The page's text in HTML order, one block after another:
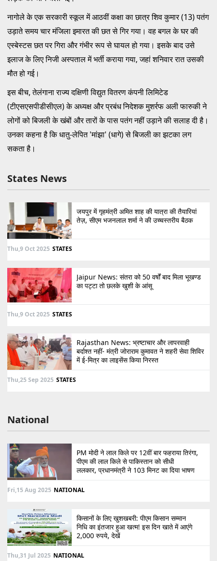
नागोले के एक सरकारी स्कूल में आठवीं कक्षा का छात्र शिव कुमार (13) पतंग
उड़ाते समय चार मंजिला इमारत की छत से गिर गया। वह बगल के घर की
एस्बेस्टस छत पर गिरा और गंभीर रूप से घायल हो गया। इसके बाद उसे
इलाज के लिए निजी अस्पताल में भर्ती कराया गया, जहां शनिवार रात उसकी
मौत हो गई।
इस बीच, तेलंगाना राज्य दक्षिणी विद्युत वितरण कंपनी लिमिटेड
(टीएसएसपीडीसीएल) के अध्यक्ष और प्रबंध निदेशक मुशर्रफ अली फारुकी ने
लोगों को बिजली के खंबों और तारों के पास पतंग नहीं उड़ाने की सलाह दी है।
उनका कहना है कि धातु-लेपित 'मांझा' (धागे) से बिजली का झटका लग
सकता है।
States News
जयपुर में गृहमंत्री अमित शाह की यात्रा की तैयारियां
तेज़, सीएम भजनलाल शर्मा ने की उच्चस्तरीय बैठक
Thu,9 Oct 2025 STATES
Jaipur News: संतरा को 50 वर्षों बाद मिला भूखण्ड
का पट्टा तो छलके खुशी के आंसू
Thu,9 Oct 2025 STATES
Rajasthan News: भ्रष्टाचार और लापरवाही
बर्दाश्त नहीं- मंत्री जोराराम कुमावत ने शहरी सेवा शिविर
में ई-मित्र का लाइसेंस किया निरस्त
Thu,25 Sep 2025 STATES
National
PM मोदी ने लाल किले पर 12वीं बार फहराया तिरंगा,
पीएम की लाल किले से पाकिस्तान को सीधी
ललकार, प्रधानमंत्री ने 103 मिनट का दिया भाषण
Fri,15 Aug 2025 NATIONAL
किसानों के लिए खुशखबरी: पीएम किसान सम्मान
निधि का इंतजार हुआ खत्म! इस दिन खाते में आएंगे
2,000 रुपये, देखें
Thu,31 Jul 2025 NATIONAL